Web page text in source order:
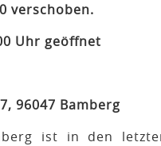
verschoben.
Uhr geöffnet
96047 Bamberg
ist in den